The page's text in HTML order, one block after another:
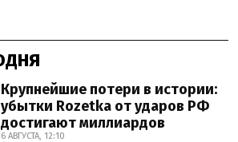
Крупнейшие потери в истории:
убытки Rozetka от ударов РФ
достигают миллиардов
6 АВГУСТА, 12:10